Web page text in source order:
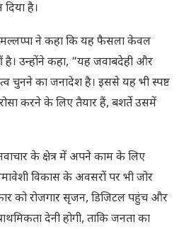
है।
मल्लप्पा ने कहा कि यह फैसला केवल
उन्होंने कहा, “यह जवाबदेही और
चुनने का जनादेश है। इससे यह भी स्पष्ट
करने के लिए तैयार हैं, बशर्ते उसमें
के क्षेत्र में अपने काम के लिए
विकास के अवसरों पर भी जोर
को रोजगार सृजन, डिजिटल पहुंच और
देनी होगी, ताकि जनता का